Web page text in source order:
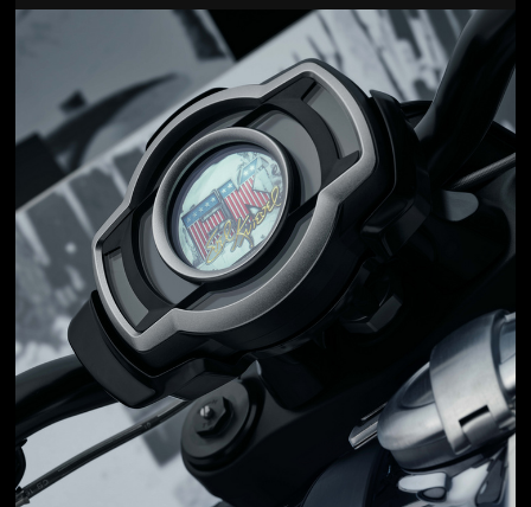
Jön még kép!